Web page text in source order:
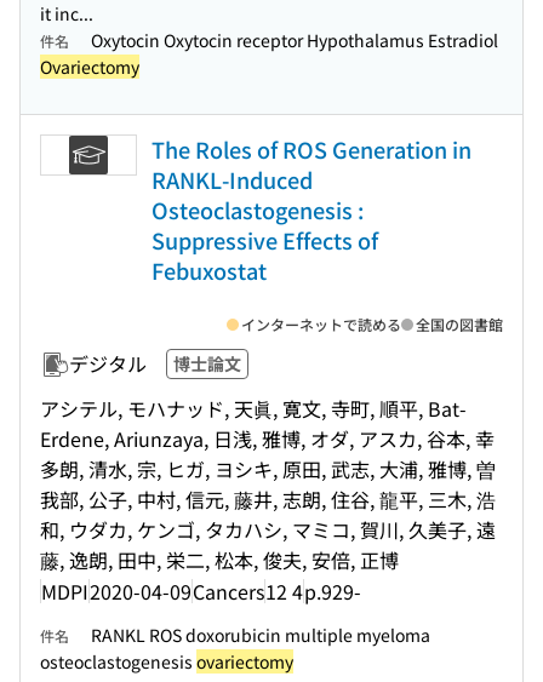
it inc...
件名
Oxytocin Oxytocin receptor Hypothalamus Estradiol
Ovariectomy
The Roles of ROS Generation in
RANKL-Induced
Osteoclastogenesis :
Suppressive Effects of
Febuxostat
デジタル 博士論文
アシテル, モハナッド, 天眞, 寛文, 寺町, 順平, Bat-
Erdene, Ariunzaya, 日浅, 雅博, オダ, アスカ, 谷本, 幸
多朗, 清水, 宗, ヒガ, ヨシキ, 原田, 武志, 大浦, 雅博, 曽
我部, 公子, 中村, 信元, 藤井, 志朗, 住谷, 龍平, 三木, 浩
和, ウダカ, ケンゴ, タカハシ, マミコ, 賀川, 久美子, 遠
藤, 逸朗, 田中, 栄二, 松本, 俊夫, 安倍, 正博
MDPI2020-04-09Cancers12 4p.929-
インターネットで読める 全国の図書館
件名
RANKL ROS doxorubicin multiple myeloma
osteoclastogenesis ovariectomy